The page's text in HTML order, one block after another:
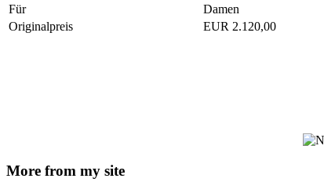
Für
Damen
Originalpreis
EUR 2.120,00
More from my site